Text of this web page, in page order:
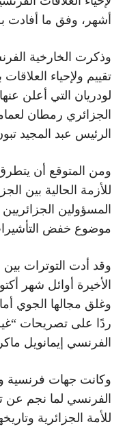
أشهر، وفق ما أفادت
وذكرت الخارخية
تقييم ولإحياء
لودريان التي أعلن
الجزائري رمطان
الرئيس عبد المجيد
ومن المتوقع أن
للأزمة الحالية بين
المسؤولين
موضوع خفض
وقد أدت التوترات بين
الأخيرة أوائل شهر
وغلق مجالها الجوي
ردًا على تصريحات
الفرنسي إيمانويل
وكانت جهات
الفرنسي لما نجم عن
للأمة الجزائرية